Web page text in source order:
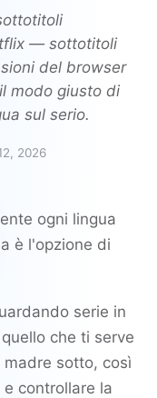
— sottotitoli
del browser
modo giusto di
sul serio.
2026
ogni lingua
è l'opzione di
serie in
che ti serve
sotto, così
controllare la